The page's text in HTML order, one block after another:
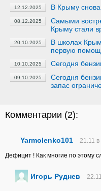
12.12.2025 В Крыму
08.12.2025
Самыми
Крыму стали
20.10.2025
В школах
первую
10.10.2025 Сегодня
09.10.2025
Сегодня
запас
Комментарии (2):
Yarmolenko101 21.11 в
Дефицит ! Как многие по этому
Игорь Руднев